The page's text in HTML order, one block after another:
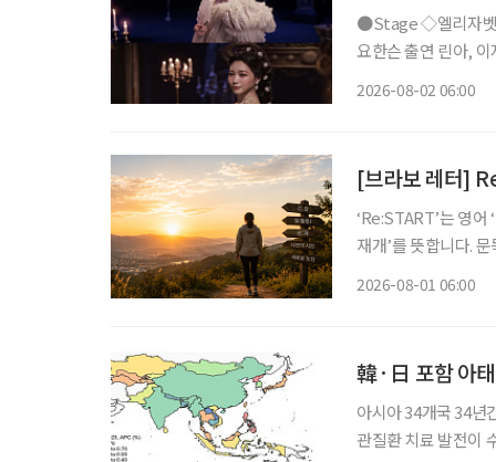
●Stage ◇엘리자벳 일정 8월 16일 ~ 11월 15일 장소 블루스퀘어 우리은행홀 연출 로버트
요한슨 출연 린아, 이
2026-08-02 06:00
[브라보 레터]
‘Re:START’는 영
재개’를 뜻합니다.
2026-08-01 06:00
韓·日 포함 아
아시아 34개국 34년
관질환 치료 발전이